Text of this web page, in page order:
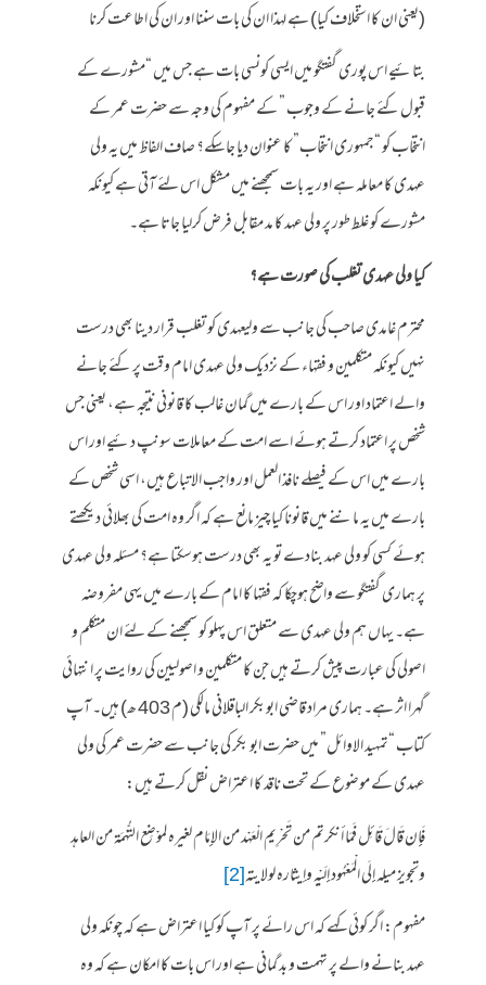
(یعنی ان کا استخلاف کیا) ہے لہذا ان کی بات سننا اور ان کی اطاعت کرنا
بتائیے اس پوری گفتگو میں ایسی کونسی بات ہے جس میں “مشورے کے
قبول کئے جانے کے وجوب ” کے مفہوم کی وجہ سے حضرت عمر کے
انتخاب کو “جمہوری انتخاب” کا عنوان دیا جاسکے؟ صاف الفاظ میں یہ ولی
عہدی کا معاملہ ہے اور یہ بات سمجھنے میں مشکل اس لئے آتی ہے کیونکہ
مشورے کو غلط طور پر ولی عہد کا مد مقابل فرض کرلیا جاتا ہے۔
کیا ولی عہدی تغلب کی صورت ہے؟
محترم غامدی صاحب کی جانب سے ولیعہدی کو تغلب قرار دینا بھی درست
نہیں کیونکہ متکلمین و فقہاء کے نزدیک ولی عہدی امام وقت پر کئے جانے
والے اعتماد اور اس کے بارے میں گمان غالب کا قانونی نتیجہ ہے، یعنی جس
شخص پر اعتماد کرتے ہوئے اسے امت کے معاملات سونپ دئیے اور اس
بارے میں اس کے فیصلے نافذ العمل اور واجب الاتباع ہیں، اسی شخص کے
بارے میں یہ ماننے میں قانونا کیا چیز مانع ہے کہ اگر وہ امت کی بھلائی دیکھتے
ہوئے کسی کو ولی عہد بنادے تو یہ بھی درست ہوسکتا ہے؟ مسئلہ ولی عہدی
پر ہماری گفتگو سے واضح ہوچکا کہ فقہا کا امام کے بارے میں یہی مفروضہ
ہے۔ یہاں ہم ولی عہدی سے متعلق اس پہلو کو سمجھنے کے لئے ان متکلم و
اصولی کی عبارت پیش کرتے ہیں جن کا متکلمین و اصولیین کی روایت پر انتہائی
گہرا اثر ہے۔ ہماری مراد قاضی ابوبکر الباقلانی مالکی (م 403 ھ) ہیں۔ آپ
کتاب “تمہید الاوائل” میں حضرت ابو بکر کی جانب سے حضرت عمر کی ولی
عہدی کے موضوع کے تحت ناقد کا اعتراض نقل کرتے ہیں:
فَإِن قَالَ قَائِل فَمَا أنكرتم من تَحْرِيم الْعَهْد من الإِمَام لغيره لموْضِع التُّهْمَة من العاهد
وتجويز ميله إِلَى الْمَعْهُود إِلَيْهِ وإيثاره لولايته[2]
مفہوم: اگر کوئی کہے کہ اس رائے پر آپ کو کیا اعتراض ہے کہ چونکہ ولی
عہد بنانے والے پر تہمت و بد گمانی ہے اور اس بات کا امکان ہے کہ وہ